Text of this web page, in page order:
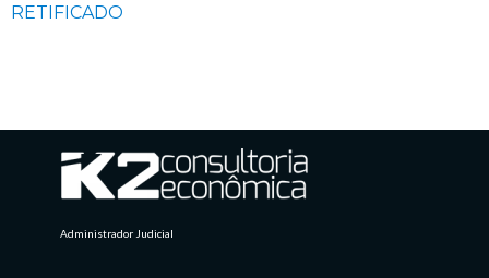
RETIFICADO
Administrador Judicial